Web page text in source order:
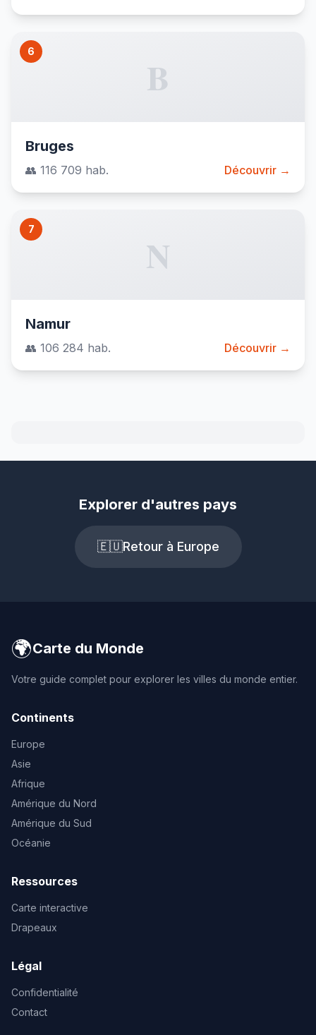
6
B
Bruges
👥 116 709 hab. Découvrir →
7
N
Namur
👥 106 284 hab. Découvrir →
Explorer d'autres pays
🇪🇺Retour à Europe
🌍Carte du Monde
Votre guide complet pour explorer les villes du monde entier.
Continents
Europe
Asie
Afrique
Amérique du Nord
Amérique du Sud
Océanie
Ressources
Carte interactive
Drapeaux
Légal
Confidentialité
Contact